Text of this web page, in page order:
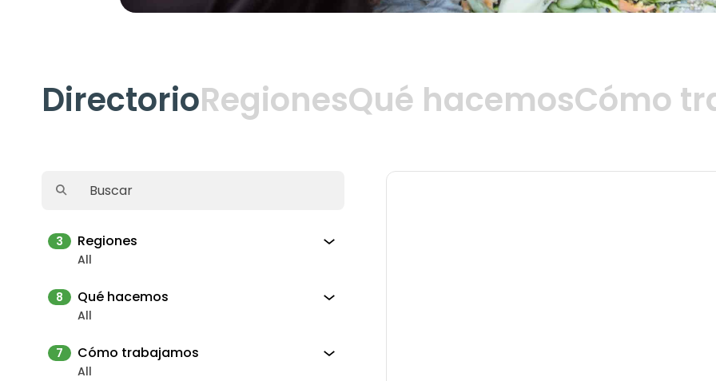
DirectorioRegionesQué hacemosCómo
3 Regiones
All
8 Qué hacemos
All
7 Cómo trabajamos
All